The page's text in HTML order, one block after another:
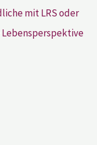
mit LRS oder
Lebensperspektive